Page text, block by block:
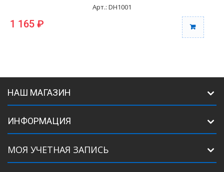
Арт.: DH1001
1 165 ₽
НАШ МАГАЗИН
ИНФОРМАЦИЯ
МОЯ УЧЕТНАЯ ЗАПИСЬ